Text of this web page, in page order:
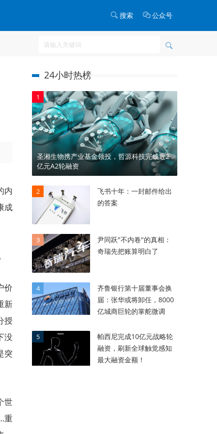
搜索 公众号
内
成
价
新
授
没
突
世
重
24小时热榜
1
圣湘生物携产业基金领投，哲源科技完成近2
亿元A2轮融资
2
飞书十年：一封邮件给出
的答案
3
尹同跃"不内卷"的真相：
奇瑞先把账算明白了
4
齐鲁银行第十届董事会换
届：张华或将卸任，8000
亿城商巨轮的掌舵微调
5
帕西尼完成10亿元战略轮
融资，刷新全球触觉感知
最大融资金额！